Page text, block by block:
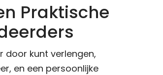
Praktische
door kunt verlengen,
en een persoonlijke